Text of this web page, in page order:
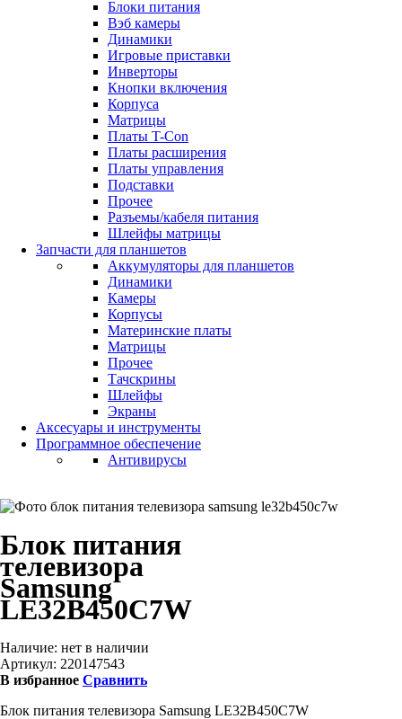
Блоки питания
Вэб камеры
Динамики
Игровые приставки
Инверторы
Кнопки включения
Корпуса
Матрицы
Платы T-Con
Платы расширения
Платы управления
Подставки
Прочее
Разъемы/кабеля питания
Шлейфы матрицы
Запчасти для планшетов
Аккумуляторы для планшетов
Динамики
Камеры
Корпусы
Материнские платы
Матрицы
Прочее
Тачскрины
Шлейфы
Экраны
Аксесуары и инструменты
Программное обеспечение
Антивирусы
Блок питания
телевизора
Samsung
LE32B450C7W
Наличие: нет в наличии
Артикул: 220147543
В избранное Сравнить
Блок питания телевизора Samsung LE32B450C7W